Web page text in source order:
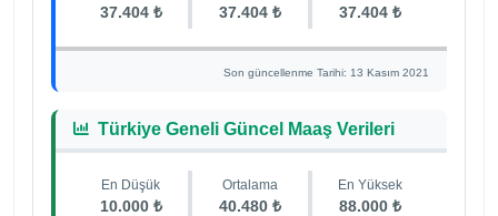
37.404 ₺ 37.404 ₺ 37.404 ₺
Son güncellenme Tarihi: 13 Kasım 2021
Türkiye Geneli Güncel Maaş Verileri
En Düşük
10.000 ₺
Ortalama
40.480 ₺
En Yüksek
88.000 ₺